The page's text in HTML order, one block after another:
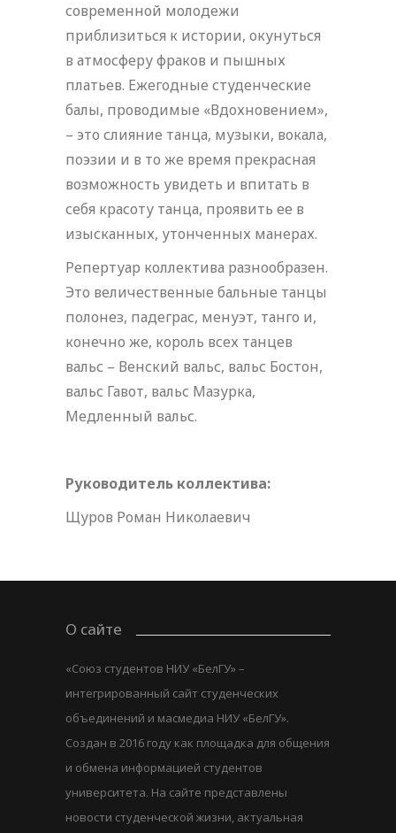
современной молодежи
приблизиться к истории, окунуться
в атмосферу фраков и пышных
платьев. Ежегодные студенческие
балы, проводимые «Вдохновением»,
– это слияние танца, музыки, вокала,
поэзии и в то же время прекрасная
возможность увидеть и впитать в
себя красоту танца, проявить ее в
изысканных, утонченных манерах.
Репертуар коллектива разнообразен.
Это величественные бальные танцы
полонез, падеграс, менуэт, танго и,
конечно же, король всех танцев
вальс – Венский вальс, вальс Бостон,
вальс Гавот, вальс Мазурка,
Медленный вальс.
Руководитель коллектива:
Щуров Роман Николаевич
О сайте
«Союз студентов НИУ «БелГУ» –
интегрированный сайт студенческих
объединений и масмедиа НИУ «БелГУ».
Создан в 2016 году как площадка для общения
и обмена информацией студентов
университета. На сайте представлены
новости студенческой жизни, актуальная